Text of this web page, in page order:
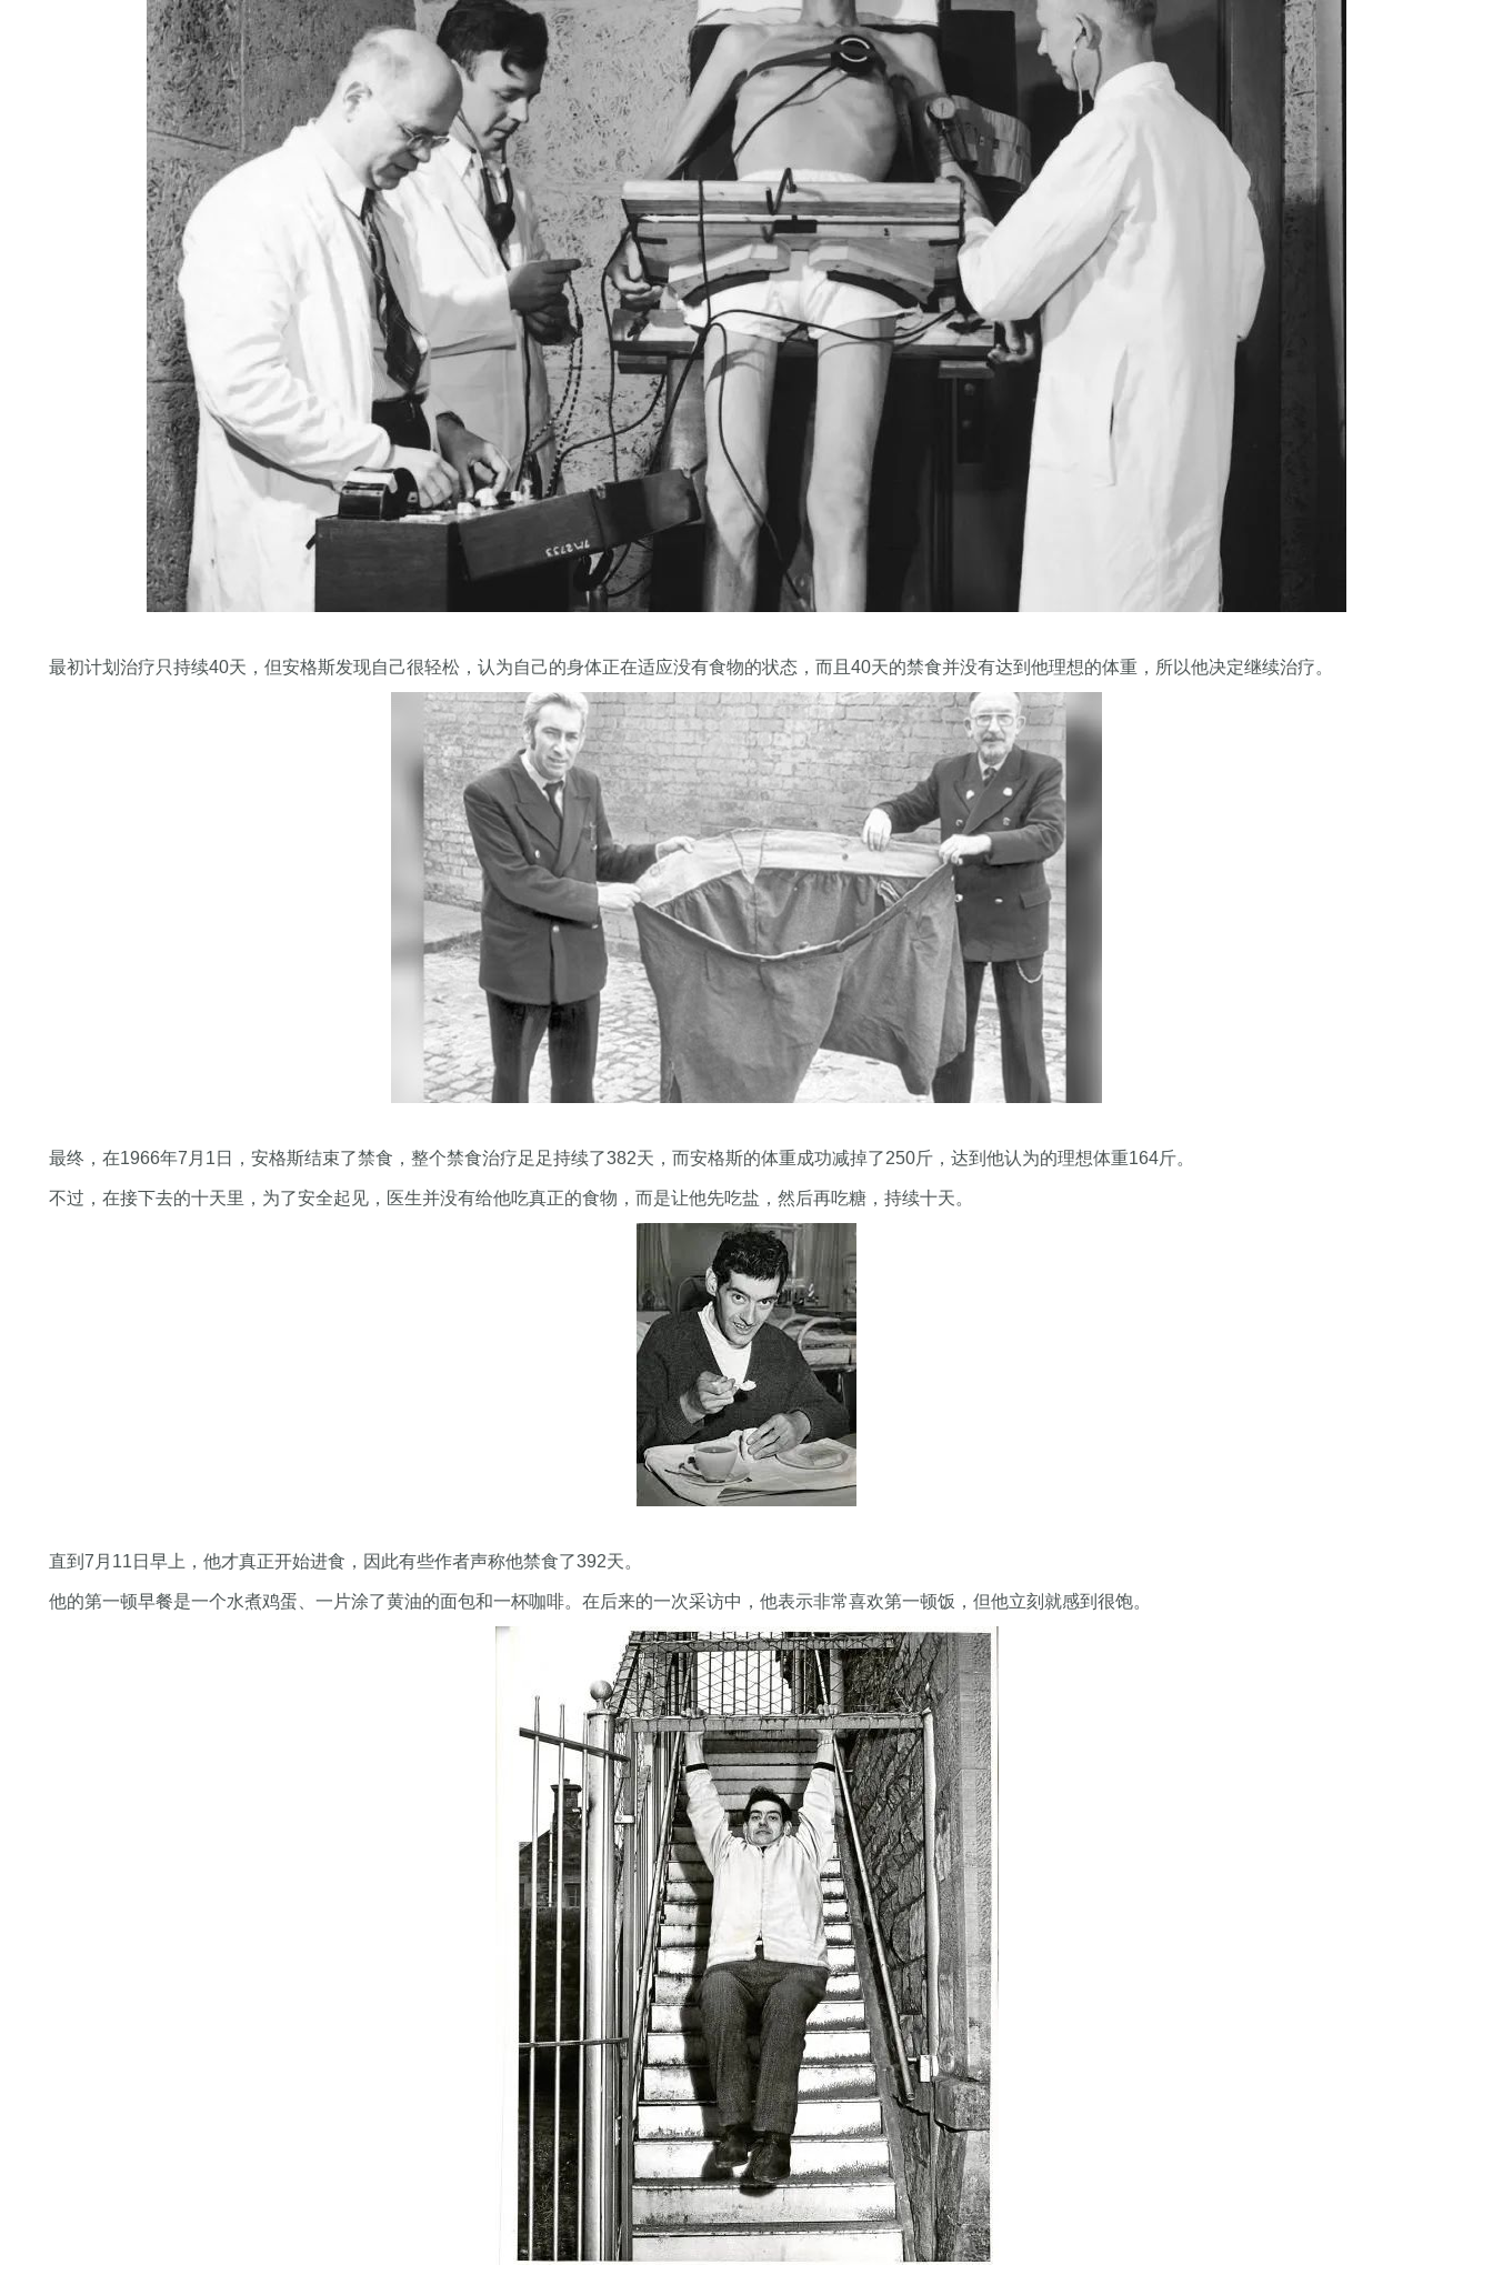
最初计划治疗只持续40天，但安格斯发现自己很轻松，认为自己的身体正在适应没有食物的状态，而且40天的禁食并没有达到他理想的体重，所以他决定继续治疗。
最终，在1966年7月1日，安格斯结束了禁食，整个禁食治疗足足持续了382天，而安格斯的体重成功减掉了250斤，达到他认为的理想体重164斤。
不过，在接下去的十天里，为了安全起见，医生并没有给他吃真正的食物，而是让他先吃盐，然后再吃糖，持续十天。
直到7月11日早上，他才真正开始进食，因此有些作者声称他禁食了392天。
他的第一顿早餐是一个水煮鸡蛋、一片涂了黄油的面包和一杯咖啡。在后来的一次采访中，他表示非常喜欢第一顿饭，但他立刻就感到很饱。